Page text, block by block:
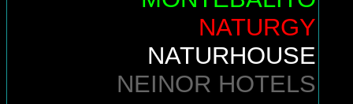
NATURGY
NATURHOUSE
NEINOR HOTELS